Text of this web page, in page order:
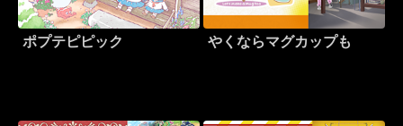
ポプテピピック やくならマグカップも